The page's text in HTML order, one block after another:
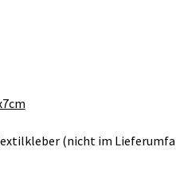
(nicht im